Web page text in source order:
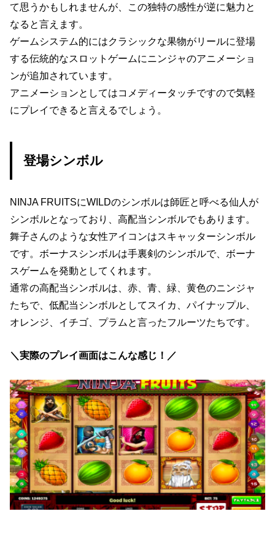
て思うかもしれませんが、この独特の感性が逆に魅力と
なると言えます。
ゲームシステム的にはクラシックな果物がリールに登場
する伝統的なスロットゲームにニンジャのアニメーショ
ンが追加されています。
アニメーションとしてはコメディータッチですので気軽
にプレイできると言えるでしょう。
登場シンボル
NINJA FRUITSにWILDのシンボルは師匠と呼べる仙人が
シンボルとなっており、高配当シンボルでもあります。
舞子さんのような女性アイコンはスキャッターシンボル
です。ボーナスシンボルは手裏剣のシンボルで、ボーナ
スゲームを発動としてくれます。
通常の高配当シンボルは、赤、青、緑、黄色のニンジャ
たちで、低配当シンボルとしてスイカ、パイナップル、
オレンジ、イチゴ、プラムと言ったフルーツたちです。
＼実際のプレイ画面はこんな感じ！／